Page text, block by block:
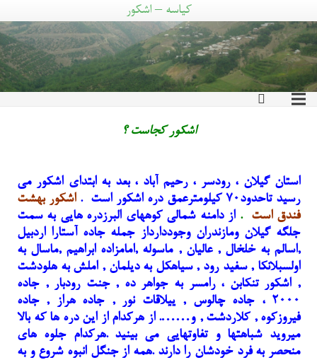
کیاسه – اشکور
اشکور کجاست ؟
استان گیلان ، رودسر ، رحیم آباد ، بعد به ابتدای اشکور می
رسید تاحدود۷۰ کیلومترعمق دره اشکور است .
اشکور بهشت
فندق است. از دامنه شمالی کوههای البرزدره هایی به سمت
جلگه گیلان ومازندران وجوددارداز جمله جاده آستارا اردبیل
,اسالم به خلخال , عالیان , ماسوله ,امامزاده ابراهیم ,ماسال به
اولسبلانکا , سفید رود , سیاهکل به دیلمان , املش به هلودشت
, اشکور تنکابن ، رامسر به جواهر ده , جنت رودبار , جاده
۲۰۰۰ ، جاده چالوس , ییلاقات نور , جاده هراز , جاده
فیروزکوه , کلاردشت , و……. از هرکدام از این دره ها که بالا
میروید شباهتها و تفاوتهایی می بینید .هرکدام جلوه های
منحصر به فرد خودشان را دارند .همه از جنگل انبوه شروع و به